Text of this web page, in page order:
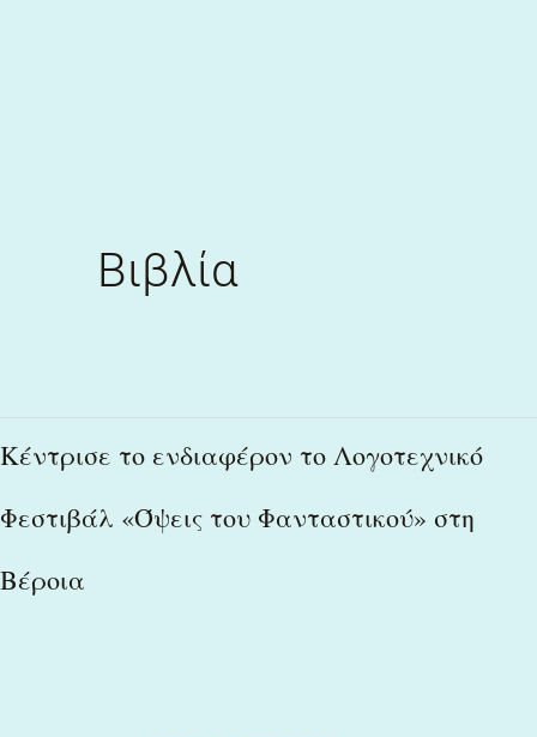
Βιβλία
Κέντρισε το ενδιαφέρον το Λογοτεχνικό
Φεστιβάλ «Όψεις του Φανταστικού» στη
Βέροια
Κέντρισε
ενδιαφέρον
το